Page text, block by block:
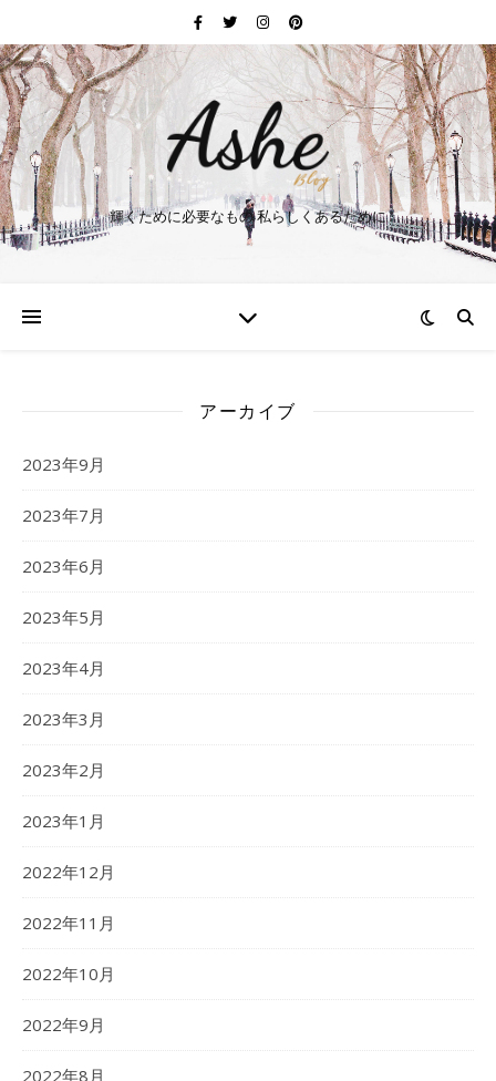
輝くために必要なもの 私らしくあるために
アーカイブ
2023年9月
2023年7月
2023年6月
2023年5月
2023年4月
2023年3月
2023年2月
2023年1月
2022年12月
2022年11月
2022年10月
2022年9月
2022年8月